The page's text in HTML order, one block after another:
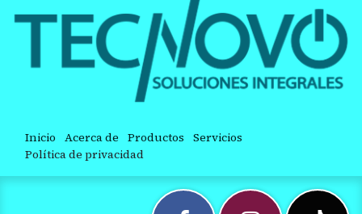
Inicio Acerca de Productos Servicios
Política de privacidad